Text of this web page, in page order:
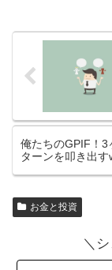
俺たちのGPIF！3
ターンを叩き出す
お金と投資
＼